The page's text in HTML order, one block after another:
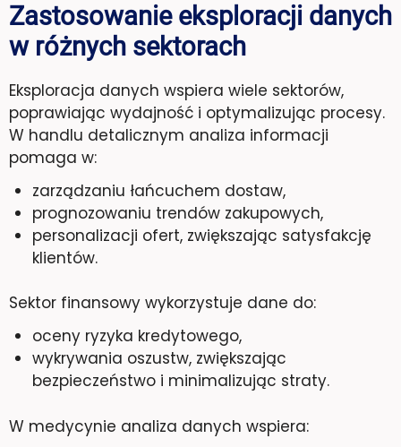
Zastosowanie eksploracji danych
w różnych sektorach
Eksploracja danych wspiera wiele sektorów,
poprawiając wydajność i optymalizując procesy.
W handlu detalicznym analiza informacji
pomaga w:
zarządzaniu łańcuchem dostaw,
prognozowaniu trendów zakupowych,
personalizacji ofert, zwiększając satysfakcję
klientów.
Sektor finansowy wykorzystuje dane do:
oceny ryzyka kredytowego,
wykrywania oszustw, zwiększając
bezpieczeństwo i minimalizując straty.
W medycynie analiza danych wspiera: